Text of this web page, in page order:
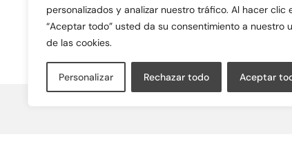
personalizados y analizar nuestro tráfico. Al hacer clic
“Aceptar todo” usted da su consentimiento a nuestro
de las cookies.
Personalizar Rechazar todo Aceptar